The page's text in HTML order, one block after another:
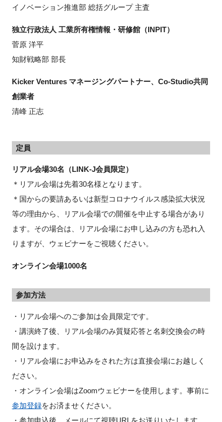
イノベーション推進部 総括グループ 主査
独立行政法人 工業所有権情報・研修館（INPIT）
菅原 洋平
知財戦略部 部長
Kicker Ventures マネージングパートナー、Co-Studio共同
創業者
清峰 正志
定員
リアル会場30名（LINK-J会員限定）
＊リアル会場は先着30名様となります。
＊国からの要請あるいは新型コロナウイルス感染拡大状況
等の理由から、リアル会場での開催を中止する場合があり
ます。その場合は、リアル会場にお申し込みの方も恐れ入
りますが、ウェビナーをご視聴ください。
オンライン会場1000名
参加方法
・リアル会場へのご参加は会員限定です。
・講演終了後、リアル会場のみ質疑応答と名刺交換会の時
間を設けます。
・リアル会場にお申込みをされた方は直接会場にお越しく
ださい。
・オンライン会場はZoomウェビナーを使用します。事前に
参加登録をお済ませください。